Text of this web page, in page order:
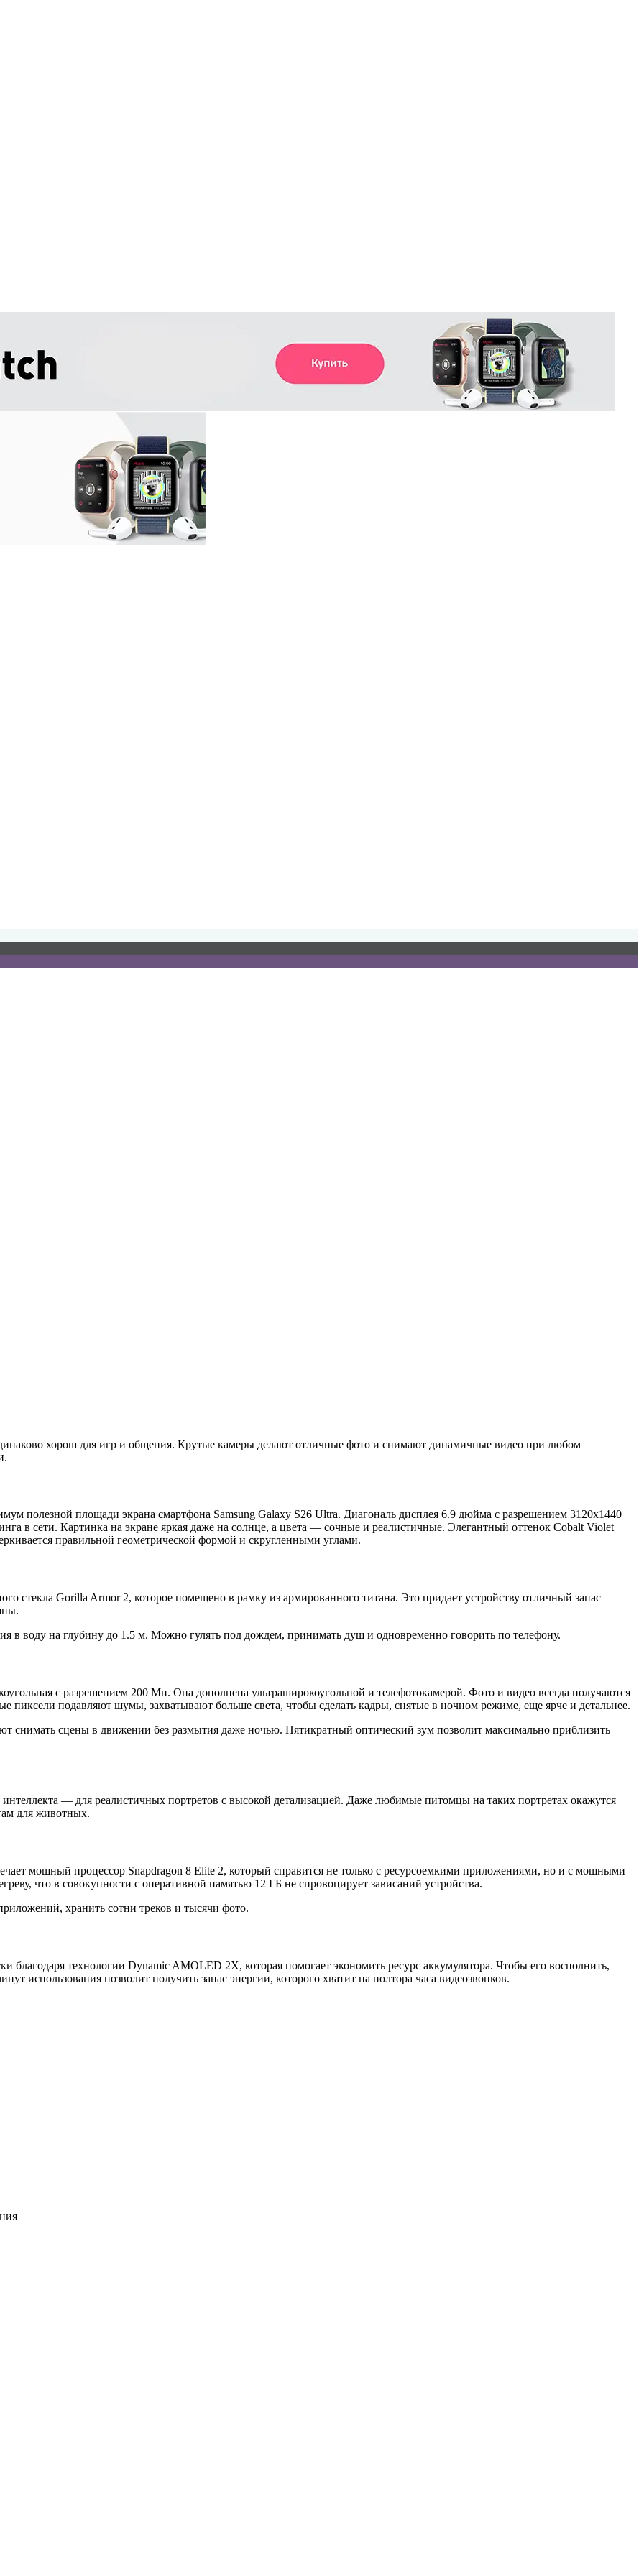
хорош для игр и общения. Крутые камеры делают отличные фото и снимают динамичные видео при любом
полезной площади экрана смартфона Samsung Galaxy S26 Ultra. Диагональ дисплея 6.9 дюйма с разрешением 3120x1440
в сети. Картинка на экране яркая даже на солнце, а цвета — сочные и реалистичные. Элегантный оттенок Cobalt Violet
правильной геометрической формой и скругленными углами.
стекла Gorilla Armor 2, которое помещено в рамку из армированного титана. Это придает устройству отличный запас
в воду на глубину до 1.5 м. Можно гулять под дождем, принимать душ и одновременно говорить по телефону.
с разрешением 200 Мп. Она дополнена ультраширокоугольной и телефотокамерой. Фото и видео всегда получаются
подавляют шумы, захватывают больше света, чтобы сделать кадры, снятые в ночном режиме, еще ярче и детальнее.
снимать сцены в движении без размытия даже ночью. Пятикратный оптический зум позволит максимально приблизить
— для реалистичных портретов с высокой детализацией. Даже любимые питомцы на таких портретах окажутся
для животных.
мощный процессор Snapdragon 8 Elite 2, который справится не только с ресурсоемкими приложениями, но и с мощными
что в совокупности с оперативной памятью 12 ГБ не спровоцирует зависаний устройства.
хранить сотни треков и тысячи фото.
благодаря технологии Dynamic AMOLED 2X, которая помогает экономить ресурс аккумулятора. Чтобы его восполнить,
использования позволит получить запас энергии, которого хватит на полтора часа видеозвонков.